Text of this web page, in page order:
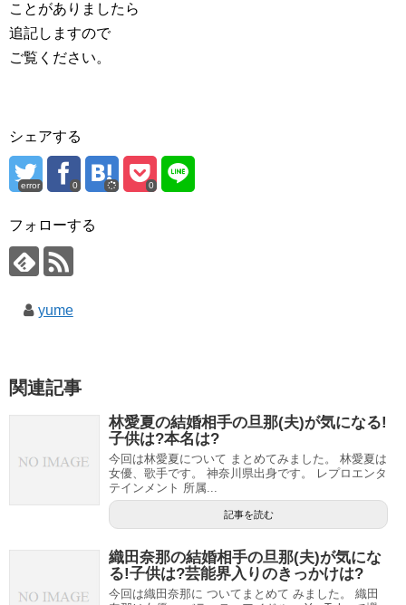
ことがありましたら
追記しますので
ご覧ください。
シェアする
error 0 0
フォローする
yume
関連記事
林愛夏の結婚相手の旦那(夫)が気になる!
子供は?本名は?
今回は林愛夏について まとめてみました。 林愛夏は
女優、歌手です。 神奈川県出身です。 レプロエンタ
テインメント 所属...
記事を読む
織田奈那の結婚相手の旦那(夫)が気にな
る!子供は?芸能界入りのきっかけは?
今回は織田奈那に ついてまとめて みました。 織田